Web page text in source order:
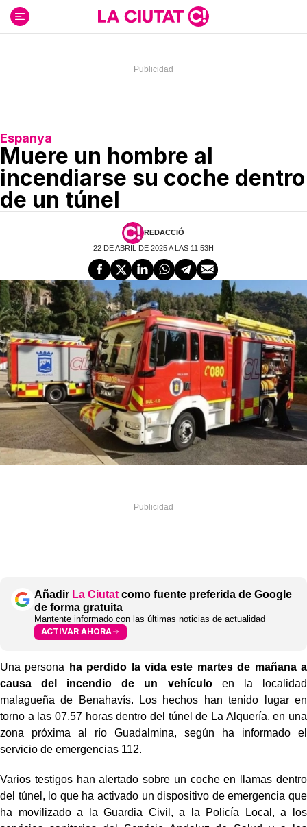
contenido
Espanya
Muere un hombre al
incendiarse su coche dentro
de un túnel
REDACCIÓ
22 DE ABRIL DE 2025 A LAS 11:53H
Añadir La Ciutat como fuente preferida de Google
de forma gratuita
Mantente informado con las últimas noticias de actualidad
ACTIVAR AHORA
Una persona
ha perdido la vida este martes de mañana a
causa del incendio de un vehículoen la localidad
malagueña de Benahavís. Los hechos han tenido lugar en
torno a las 07.57 horas dentro del túnel de La Alquería, en una
zona próxima al río Guadalmina, según ha informado el
servicio de emergencias 112.
Varios testigos han alertado sobre un coche en llamas dentro
del túnel, lo que ha activado un dispositivo de emergencia que
ha movilizado a la Guardia Civil, a la Policía Local, a los